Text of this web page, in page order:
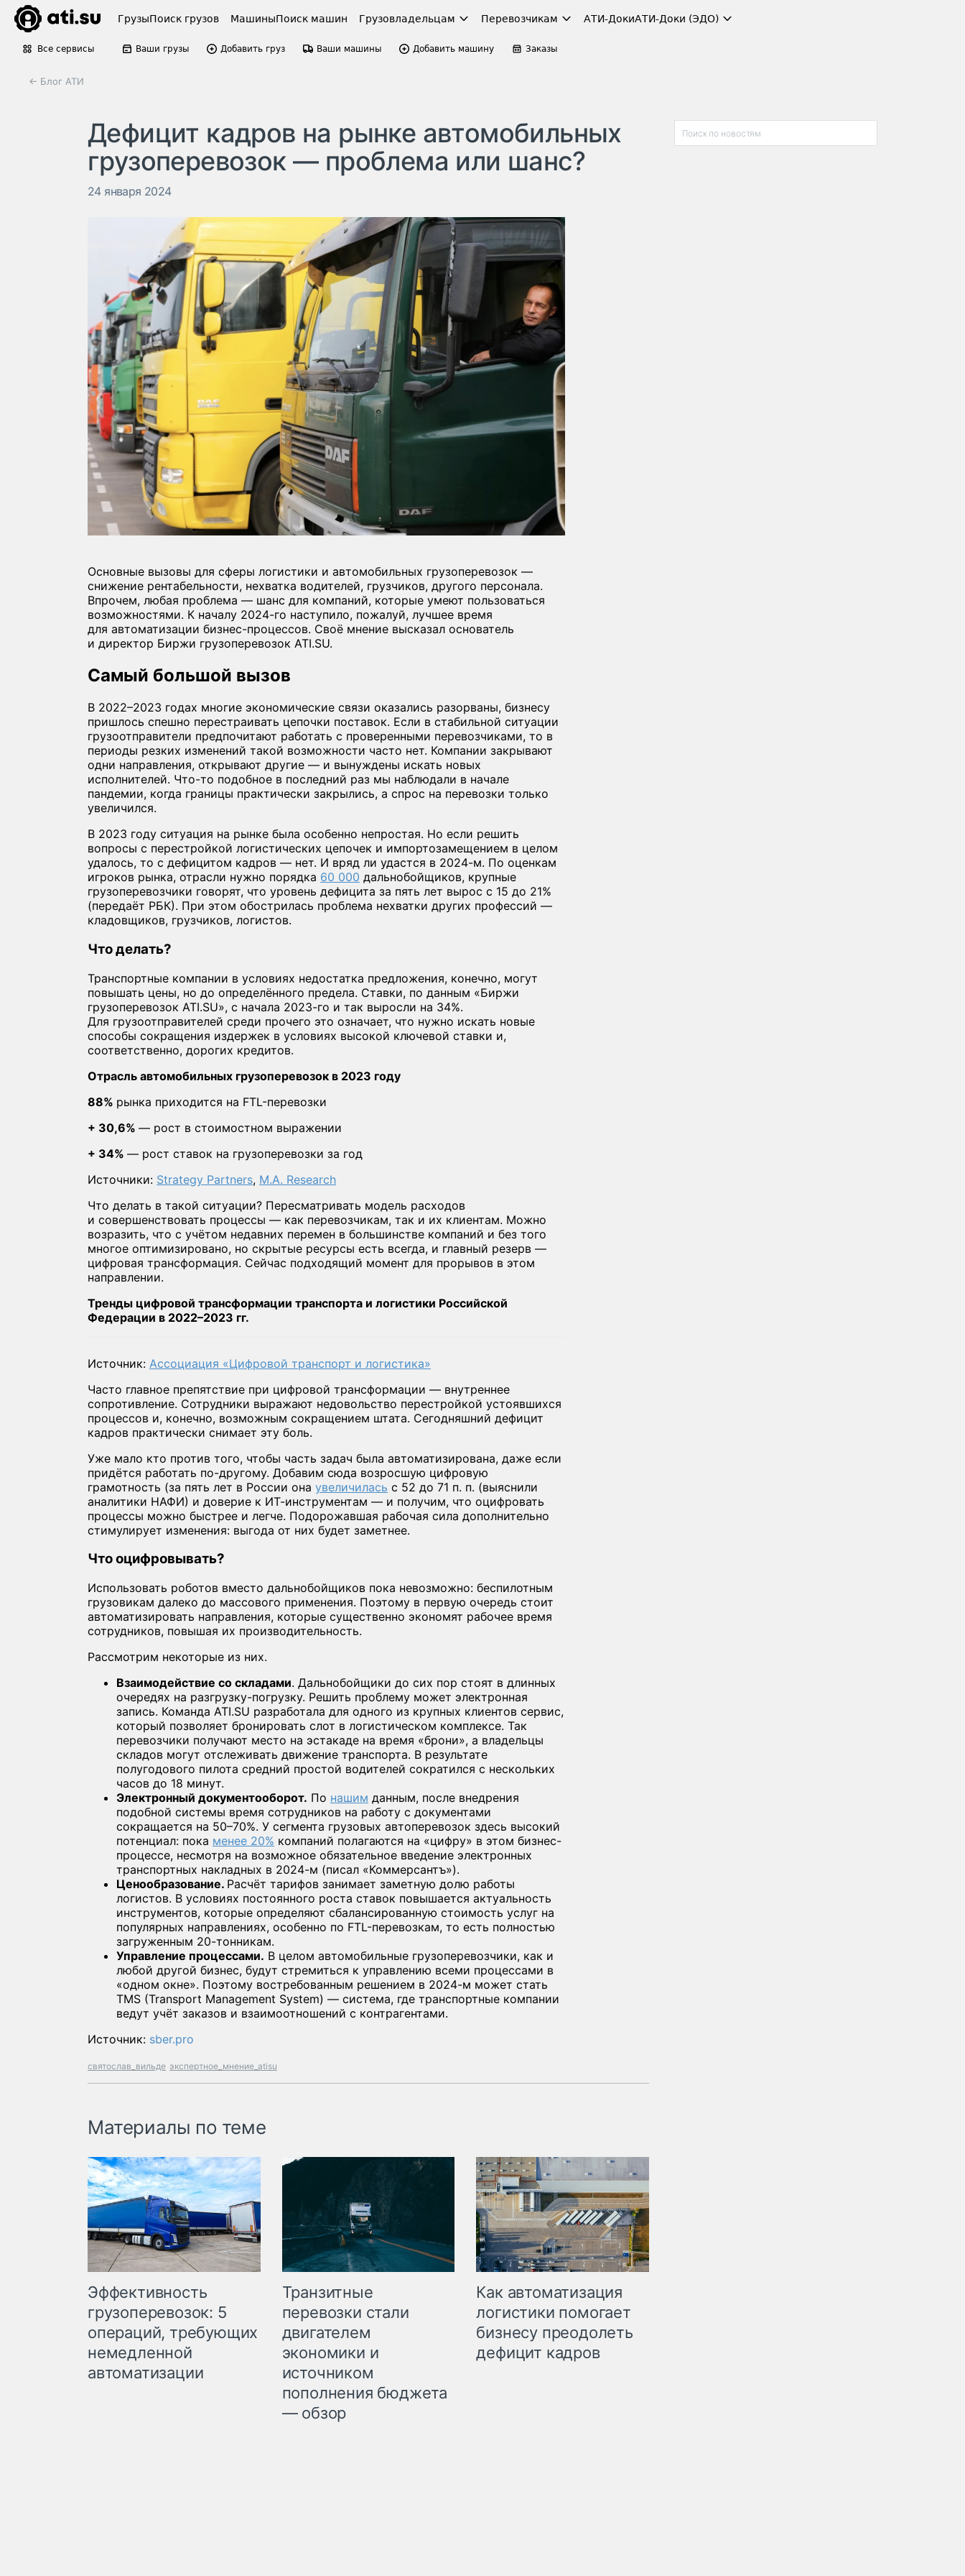
ГрузыПоиск грузов МашиныПоиск машин Грузовладельцам Перевозчикам АТИ-ДокиАТИ-Доки (ЭДО)
Все сервисы Ваши грузы Добавить груз Ваши машины Добавить машину Заказы
← Блог АТИ
Дефицит кадров на рынке автомобильных
грузоперевозок — проблема или шанс?
24 января 2024
Основные вызовы для сферы логистики и автомобильных грузоперевозок —
снижение рентабельности, нехватка водителей, грузчиков, другого персонала.
Впрочем, любая проблема — шанс для компаний, которые умеют пользоваться
возможностями. К началу 2024-го наступило, пожалуй, лучшее время
для автоматизации бизнес-процессов. Своё мнение высказал основатель
и директор Биржи грузоперевозок ATI.SU.
Самый большой вызов
В 2022–2023 годах многие экономические связи оказались разорваны, бизнесу
пришлось спешно перестраивать цепочки поставок. Если в стабильной ситуации
грузоотправители предпочитают работать с проверенными перевозчиками, то в
периоды резких изменений такой возможности часто нет. Компании закрывают
одни направления, открывают другие — и вынуждены искать новых
исполнителей. Что-то подобное в последний раз мы наблюдали в начале
пандемии, когда границы практически закрылись, а спрос на перевозки только
увеличился.
В 2023 году ситуация на рынке была особенно непростая. Но если решить
вопросы с перестройкой логистических цепочек и импортозамещением в целом
удалось, то с дефицитом кадров — нет. И вряд ли удастся в 2024-м. По оценкам
игроков рынка, отрасли нужно порядка 60 000 дальнобойщиков, крупные
грузоперевозчики говорят, что уровень дефицита за пять лет вырос с 15 до 21%
(передаёт РБК). При этом обострилась проблема нехватки других профессий —
кладовщиков, грузчиков, логистов.
Что делать?
Транспортные компании в условиях недостатка предложения, конечно, могут
повышать цены, но до определённого предела. Ставки, по данным «Биржи
грузоперевозок ATI.SU», с начала 2023-го и так выросли на 34%.
Для грузоотправителей среди прочего это означает, что нужно искать новые
способы сокращения издержек в условиях высокой ключевой ставки и,
соответственно, дорогих кредитов.
Отрасль автомобильных грузоперевозок в 2023 году
88% рынка приходится на FTL-перевозки
+ 30,6% — рост в стоимостном выражении
+ 34% — рост ставок на грузоперевозки за год
Источники: Strategy Partners, M.A. Research
Что делать в такой ситуации? Пересматривать модель расходов
и совершенствовать процессы — как перевозчикам, так и их клиентам. Можно
возразить, что с учётом недавних перемен в большинстве компаний и без того
многое оптимизировано, но скрытые ресурсы есть всегда, и главный резерв —
цифровая трансформация. Сейчас подходящий момент для прорывов в этом
направлении.
Тренды цифровой трансформации транспорта и логистики Российской
Федерации в 2022–2023 гг.
Источник: Ассоциация «Цифровой транспорт и логистика»
Часто главное препятствие при цифровой трансформации — внутреннее
сопротивление. Сотрудники выражают недовольство перестройкой устоявшихся
процессов и, конечно, возможным сокращением штата. Сегодняшний дефицит
кадров практически снимает эту боль.
Уже мало кто против того, чтобы часть задач была автоматизирована, даже если
придётся работать по-другому. Добавим сюда возросшую цифровую
грамотность (за пять лет в России она увеличилась с 52 до 71 п. п. (выяснили
аналитики НАФИ) и доверие к ИТ-инструментам — и получим, что оцифровать
процессы можно быстрее и легче. Подорожавшая рабочая сила дополнительно
стимулирует изменения: выгода от них будет заметнее.
Что оцифровывать?
Использовать роботов вместо дальнобойщиков пока невозможно: беспилотным
грузовикам далеко до массового применения. Поэтому в первую очередь стоит
автоматизировать направления, которые существенно экономят рабочее время
сотрудников, повышая их производительность.
Рассмотрим некоторые из них.
Взаимодействие со складами. Дальнобойщики до сих пор стоят в длинных
очередях на разгрузку-погрузку. Решить проблему может электронная
запись. Команда ATI.SU разработала для одного из крупных клиентов сервис,
который позволяет бронировать слот в логистическом комплексе. Так
перевозчики получают место на эстакаде на время «брони», а владельцы
складов могут отслеживать движение транспорта. В результате
полугодового пилота средний простой водителей сократился с нескольких
часов до 18 минут.
Электронный документооборот. По нашим данным, после внедрения
подобной системы время сотрудников на работу с документами
сокращается на 50–70%. У сегмента грузовых автоперевозок здесь высокий
потенциал: пока менее 20% компаний полагаются на «цифру» в этом бизнес-
процессе, несмотря на возможное обязательное введение электронных
транспортных накладных в 2024-м (писал «Коммерсантъ»).
Ценообразование. Расчёт тарифов занимает заметную долю работы
логистов. В условиях постоянного роста ставок повышается актуальность
инструментов, которые определяют сбалансированную стоимость услуг на
популярных направлениях, особенно по FTL-перевозкам, то есть полностью
загруженным 20-тонникам.
Управление процессами. В целом автомобильные грузоперевозчики, как и
любой другой бизнес, будут стремиться к управлению всеми процессами в
«одном окне». Поэтому востребованным решением в 2024-м может стать
TMS (Transport Management System) — система, где транспортные компании
ведут учёт заказов и взаимоотношений с контрагентами.
Источник: sber.pro
святослав_вильде экспертное_мнение_atisu
Материалы по теме
Эффективность
грузоперевозок: 5
операций, требующих
немедленной
автоматизации
Транзитные
перевозки стали
двигателем
экономики и
источником
пополнения бюджета
— обзор
Как автоматизация
логистики помогает
бизнесу преодолеть
дефицит кадров